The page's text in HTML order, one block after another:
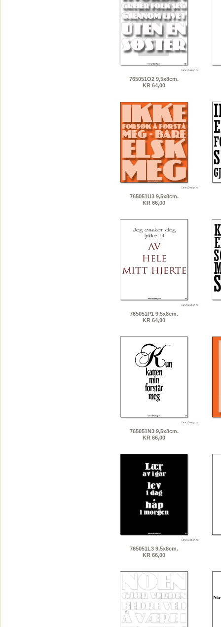
765051O2 9,5x8cm.
KR 64,00
765051U3 9,5x8cm.
KR 66,00
765051P1 9,5x8cm.
KR 64,00
765051N3 9,5x8cm.
KR 66,00
765051L3 9,5x8cm.
KR 66,00